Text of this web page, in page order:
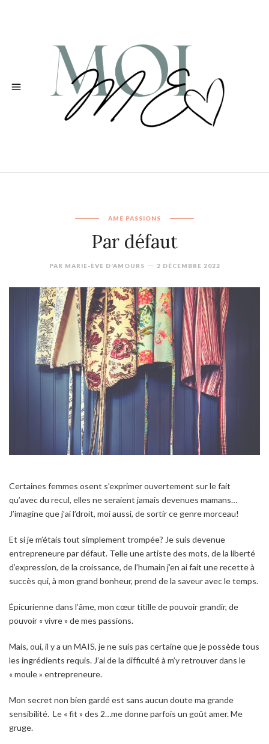
ÂME PASSIONS
Par défaut
PAR MARIE-ÈVE D'AMOURS 2 DÉCEMBRE 2022
Certaines femmes osent s’exprimer ouvertement sur le fait
qu’avec du recul, elles ne seraient jamais devenues mamans…
J’imagine que j’ai l’droit, moi aussi, de sortir ce genre morceau!
Et si je m’étais tout simplement trompée? Je suis devenue
entrepreneure par défaut. Telle une artiste des mots, de la liberté
d’expression, de la croissance, de l’humain j’en ai fait une recette à
succès qui, à mon grand bonheur, prend de la saveur avec le temps.
Épicurienne dans l’âme, mon cœur titille de pouvoir grandir, de
pouvoir « vivre » de mes passions.
Mais, oui, il y a un MAIS, je ne suis pas certaine que je possède tous
les ingrédients requis. J’ai de la difficulté à m’y retrouver dans le
« moule » entrepreneure.
Mon secret non bien gardé est sans aucun doute ma grande
sensibilité. Le « fit » des 2…me donne parfois un goût amer. Me
gruge.